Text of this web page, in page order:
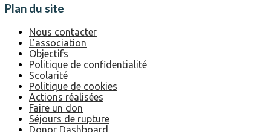
Plan du site
Nous contacter
L’association
Objectifs
Politique de confidentialité
Scolarité
Politique de cookies
Actions réalisées
Faire un don
Séjours de rupture
Donor Dashboard